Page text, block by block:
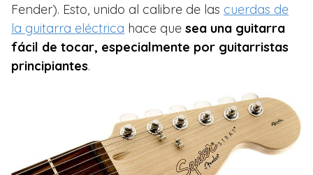
Fender). Esto, unido al calibre de las cuerdas de
la guitarra eléctrica hace que sea una guitarra
fácil de tocar, especialmente por guitarristas
principiantes.